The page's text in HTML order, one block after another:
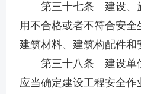
第三十七条 建设、施
用不合格或者不符合安全
建筑材料、建筑构配件和
第三十八条 建设单位
应当确定建设工程安全